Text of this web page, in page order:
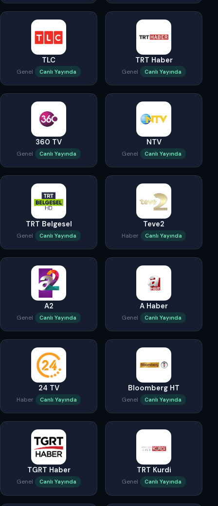
TLC
Genel Canlı Yayında
TRT Haber
Genel Canlı Yayında
360 TV
Genel Canlı Yayında
NTV
Genel Canlı Yayında
TRT Belgesel
Genel Canlı Yayında
Teve2
Haber Canlı Yayında
A2
Genel Canlı Yayında
A Haber
Genel Canlı Yayında
24 TV
Haber Canlı Yayında
Bloomberg HT
Genel Canlı Yayında
TGRT Haber
Genel Canlı Yayında
TRT Kurdi
Genel Canlı Yayında